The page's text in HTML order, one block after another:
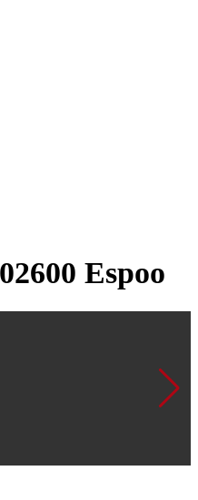
Espoo